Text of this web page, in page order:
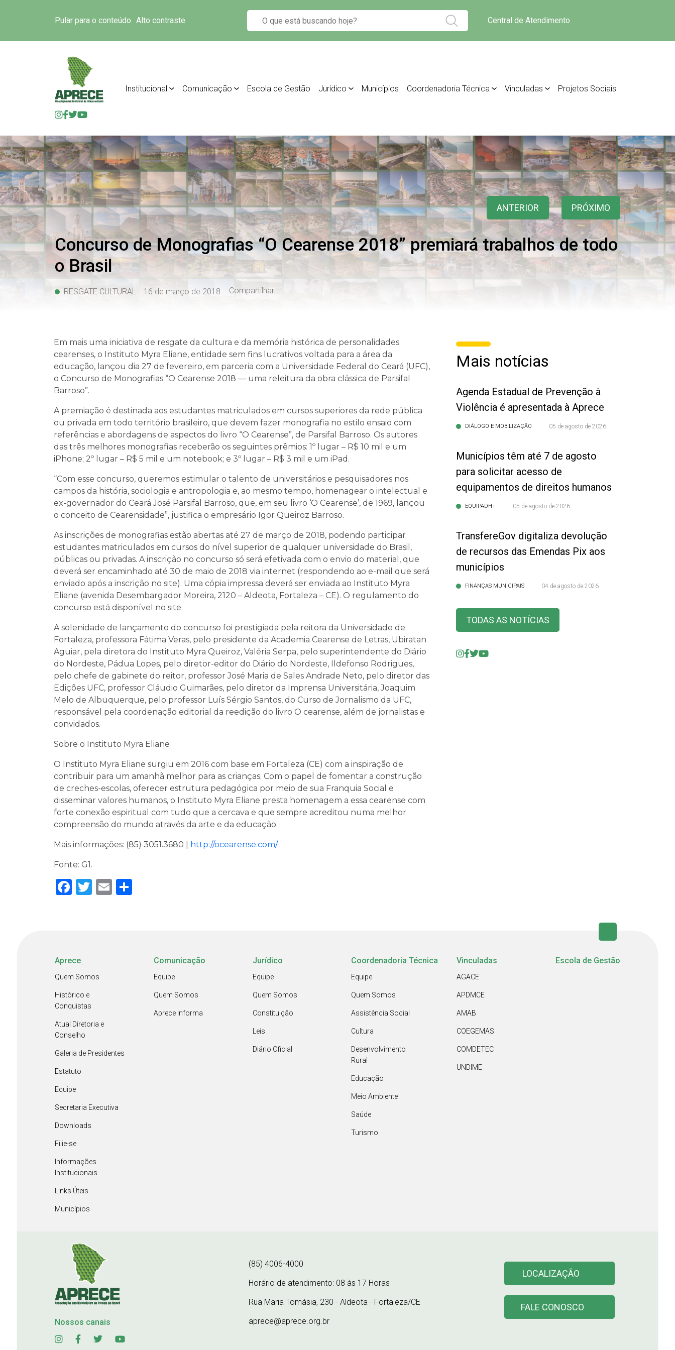
Pular para o conteúdo Alto contraste Central de Atendimento
Institucional Comunicação Escola de Gestão Jurídico Municípios Coordenadoria Técnica Vinculadas Projetos Sociais
ANTERIOR PRÓXIMO
Concurso de Monografias “O Cearense 2018” premiará trabalhos de todo
o Brasil
RESGATE CULTURAL 16 de março de 2018 Compartilhar
Em mais uma iniciativa de resgate da cultura e da memória histórica de personalidades
cearenses, o Instituto Myra Eliane, entidade sem fins lucrativos voltada para a área da
educação, lançou dia 27 de fevereiro, em parceria com a Universidade Federal do Ceará (UFC),
o Concurso de Monografias “O Cearense 2018 — uma releitura da obra clássica de Parsifal
Barroso”.
A premiação é destinada aos estudantes matriculados em cursos superiores da rede pública
ou privada em todo território brasileiro, que devem fazer monografia no estilo ensaio com
referências e abordagens de aspectos do livro “O Cearense”, de Parsifal Barroso. Os autores
das três melhores monografias receberão os seguintes prêmios: 1º lugar – R$ 10 mil e um
iPhone; 2º lugar – R$ 5 mil e um notebook; e 3º lugar – R$ 3 mil e um iPad.
“Com esse concurso, queremos estimular o talento de universitários e pesquisadores nos
campos da história, sociologia e antropologia e, ao mesmo tempo, homenagear o intelectual e
ex-governador do Ceará José Parsifal Barroso, que, em seu livro ‘O Cearense’, de 1969, lançou
o conceito de Cearensidade”, justifica o empresário Igor Queiroz Barroso.
As inscrições de monografias estão abertas até 27 de março de 2018, podendo participar
estudantes matriculados em cursos do nível superior de qualquer universidade do Brasil,
públicas ou privadas. A inscrição no concurso só será efetivada com o envio do material, que
deverá ser encaminhado até 30 de maio de 2018 via internet (respondendo ao e-mail que será
enviado após a inscrição no site). Uma cópia impressa deverá ser enviada ao Instituto Myra
Eliane (avenida Desembargador Moreira, 2120 – Aldeota, Fortaleza – CE). O regulamento do
concurso está disponível no site.
A solenidade de lançamento do concurso foi prestigiada pela reitora da Universidade de
Fortaleza, professora Fátima Veras, pelo presidente da Academia Cearense de Letras, Ubiratan
Aguiar, pela diretora do Instituto Myra Queiroz, Valéria Serpa, pelo superintendente do Diário
do Nordeste, Pádua Lopes, pelo diretor-editor do Diário do Nordeste, Ildefonso Rodrigues,
pelo chefe de gabinete do reitor, professor José Maria de Sales Andrade Neto, pelo diretor das
Edições UFC, professor Cláudio Guimarães, pelo diretor da Imprensa Universitária, Joaquim
Melo de Albuquerque, pelo professor Luís Sérgio Santos, do Curso de Jornalismo da UFC,
responsável pela coordenação editorial da reedição do livro O cearense, além de jornalistas e
convidados.
Sobre o Instituto Myra Eliane
O Instituto Myra Eliane surgiu em 2016 com base em Fortaleza (CE) com a inspiração de
contribuir para um amanhã melhor para as crianças. Com o papel de fomentar a construção
de creches-escolas, oferecer estrutura pedagógica por meio de sua Franquia Social e
disseminar valores humanos, o Instituto Myra Eliane presta homenagem a essa cearense com
forte conexão espiritual com tudo que a cercava e que sempre acreditou numa melhor
compreensão do mundo através da arte e da educação.
Mais informações: (85) 3051.3680 | http://ocearense.com/
Fonte: G1.
Facebook
Twitter
Email
Mais notícias
Agenda Estadual de Prevenção à
Violência é apresentada à Aprece
DIÁLOGO E MOBILIZAÇÃO 05 de agosto de 2026
Municípios têm até 7 de agosto
para solicitar acesso de
equipamentos de direitos humanos
EQUIPADH+ 05 de agosto de 2026
TransfereGov digitaliza devolução
de recursos das Emendas Pix aos
municípios
FINANÇAS MUNICIPAIS 04 de agosto de 2026
TODAS AS NOTÍCIAS
Aprece
Quem Somos
Histórico e
Conquistas
Atual Diretoria e
Conselho
Galeria de Presidentes
Estatuto
Equipe
Secretaria Executiva
Downloads
Filie-se
Informações
Institucionais
Links Úteis
Municípios
Comunicação
Equipe
Quem Somos
Aprece Informa
Jurídico
Equipe
Quem Somos
Constituição
Leis
Diário Oficial
Coordenadoria Técnica
Equipe
Quem Somos
Assistência Social
Cultura
Desenvolvimento
Rural
Educação
Meio Ambiente
Saúde
Turismo
Vinculadas
AGACE
APDMCE
AMAB
COEGEMAS
COMDETEC
UNDIME
Escola de Gestão
Nossos canais
(85) 4006-4000
Horário de atendimento: 08 às 17 Horas
Rua Maria Tomásia, 230 - Aldeota - Fortaleza/CE
aprece@aprece.org.br
LOCALIZAÇÃO
FALE CONOSCO